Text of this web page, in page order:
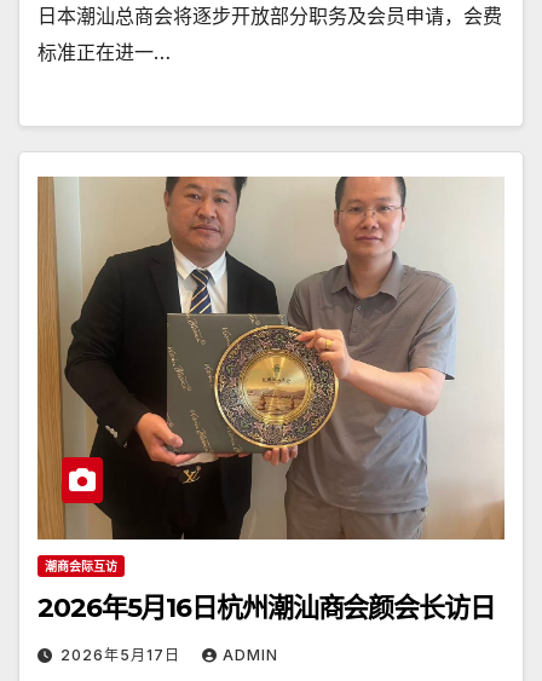
日本潮汕总商会将逐步开放部分职务及会员申请，会费
标准正在进一…
潮商会际互访
2026年5月16日杭州潮汕商会颜会长访日
2026年5月17日 ADMIN